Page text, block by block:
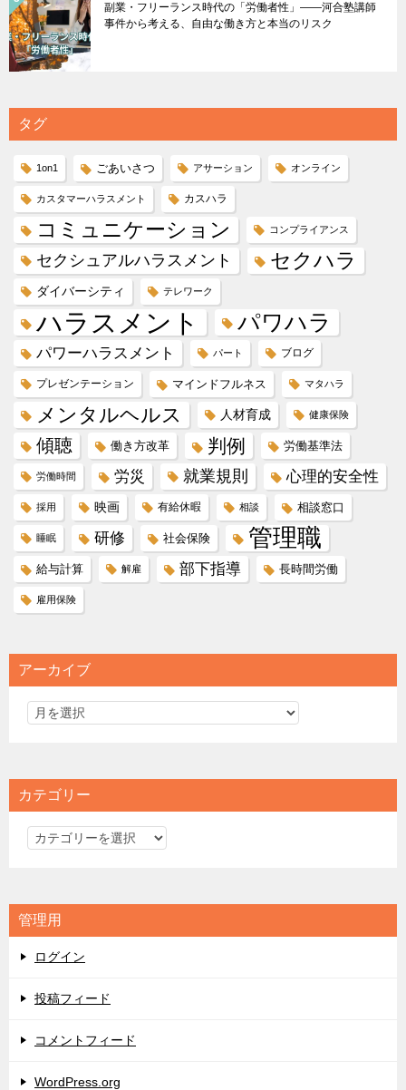
副業・フリーランス時代の「労働者性」――河合塾講師
事件から考える、自由な働き方と本当のリスク
タグ
1on1 ごあいさつ アサーション オンライン
カスタマーハラスメント カスハラ
コミュニケーション コンプライアンス
セクシュアルハラスメント セクハラ
ダイバーシティ テレワーク
ハラスメント パワハラ
パワーハラスメント パート ブログ
プレゼンテーション マインドフルネス マタハラ
メンタルヘルス 人材育成 健康保険
傾聴 働き方改革 判例 労働基準法
労働時間 労災 就業規則 心理的安全性
採用 映画 有給休暇 相談 相談窓口
睡眠 研修 社会保険 管理職
給与計算 解雇 部下指導 長時間労働
雇用保険
アーカイブ
カテゴリー
カ
リ
ー
管理用
ログイン
投稿フィード
コメントフィード
WordPress.org